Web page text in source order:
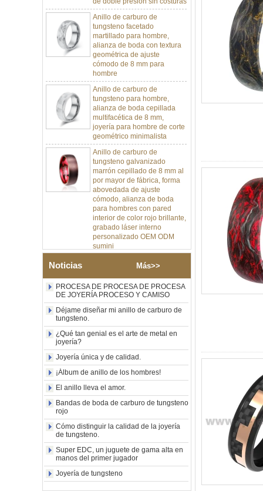
Anillo de carburo de
tungsteno facetado
martillado para hombre,
alianza de boda con textura
geométrica de ajuste
cómodo de 8 mm para
hombre
Anillo de carburo de
tungsteno para hombre,
alianza de boda cepillada
multifacética de 8 mm,
joyería para hombre de corte
geométrico minimalista
Anillo de carburo de
tungsteno galvanizado
marrón cepillado de 8 mm al
por mayor de fábrica, forma
abovedada de ajuste
cómodo, alianza de boda
para hombres con pared
interior de color rojo brillante,
grabado láser interno
personalizado OEM ODM
sumini
Anillo de carburo de
8 mm al por mayor de
fábrica, incrustación central
de ópalo azul triturado con
tira de malaquita sintética,
alianza de boda para
interno personalizado OEM
ODM suministro a granel
Anillo de carburo de
tungsteno con sello
cuadrado pulido negro al por
mayor de fábrica,
incrustación de madera con
patrón de cruz de concha de
abulón, anillo de declaración
Grabado interior
personalizado OEM ODM
suministro a gr
Anillo de carburo de
tungsteno electrochapado en
oro rosa de 8 mm al por
Noticias Más>>
PROCESA DE PROCESA DE PROCESA
DE JOYERÍA PROCESO Y CAMISO
Déjame diseñar mi anillo de carburo de
tungsteno.
¿Qué tan genial es el arte de metal en
joyería?
Joyería única y de calidad.
¡Álbum de anillo de los hombres!
El anillo lleva el amor.
Bandas de boda de carburo de tungsteno
rojo
Cómo distinguir la calidad de la joyería
de tungsteno.
Super EDC, un juguete de gama alta en
manos del primer jugador
Joyería de tungsteno